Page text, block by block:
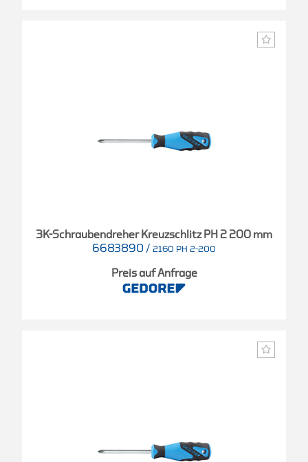
3K-Schraubendreher Kreuzschlitz PH 2 200 mm
6683890 / 2160 PH 2-200
Preis auf Anfrage